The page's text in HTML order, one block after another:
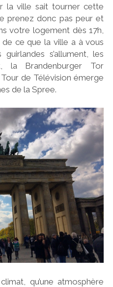
la ville sait tourner cette
prenez donc pas peur et
votre logement dès 17h,
ce que la ville a à vous
s’allument, les
la Brandenburger Tor
de Télévision émerge
de la Spree.
qu’une atmosphère